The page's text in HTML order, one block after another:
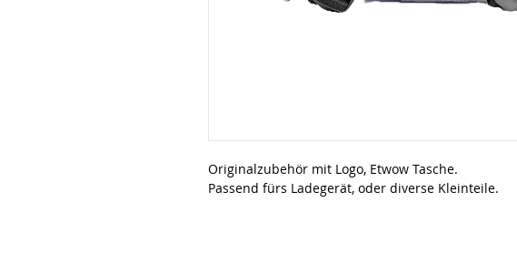
Originalzubehör mit Logo, Etwow Tasche.
Passend fürs Ladegerät, oder diverse Kleinteile.